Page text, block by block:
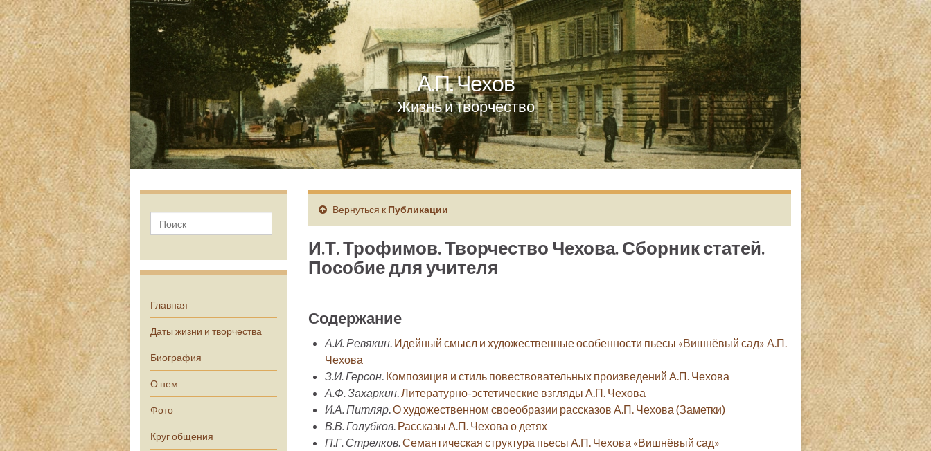
А.П. Чехов
Жизнь и творчество
Главная
Даты жизни и творчества
Биография
О нем
Фото
Круг общения
Вернуться к Публикации
И.Т. Трофимов. Творчество Чехова. Сборник статей.
Пособие для учителя
Содержание
А.И. Ревякин. Идейный смысл и художественные особенности пьесы «Вишнёвый сад» А.П.
Чехова
З.И. Герсон. Композиция и стиль повествовательных произведений А.П. Чехова
А.Ф. Захаркин. Литературно-эстетические взгляды А.П. Чехова
И.А. Питляр. О художественном своеобразии рассказов А.П. Чехова (Заметки)
В.В. Голубков. Рассказы А.П. Чехова о детях
П.Г. Стрелков. Семантическая структура пьесы А.П. Чехова «Вишнёвый сад»